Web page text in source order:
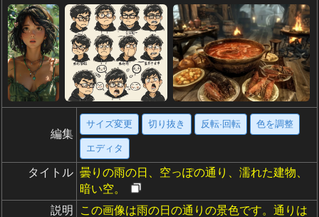
編集
サイズ変更 切り抜き 反転·回転 色を調整
エディタ
タイトル 曇りの雨の日、空っぽの通り、濡れた建物、
暗い空。
説明
この画像は雨の日の通りの景色です。通りは